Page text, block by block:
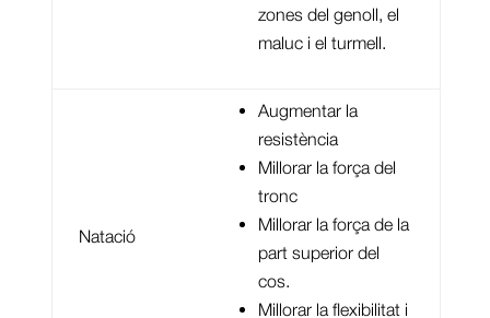
zones del genoll, el
maluc i el turmell.
Natació
Augmentar la
resistència
Millorar la força del
tronc
Millorar la força de la
part superior del
cos.
Millorar la flexibilitat i